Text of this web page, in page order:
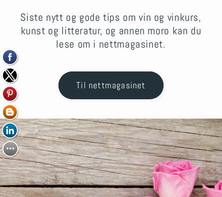
Siste nytt og gode tips om vin og vinkurs,
kunst og litteratur, og annen moro kan du
lese om i nettmagasinet.
Til nettmagasinet